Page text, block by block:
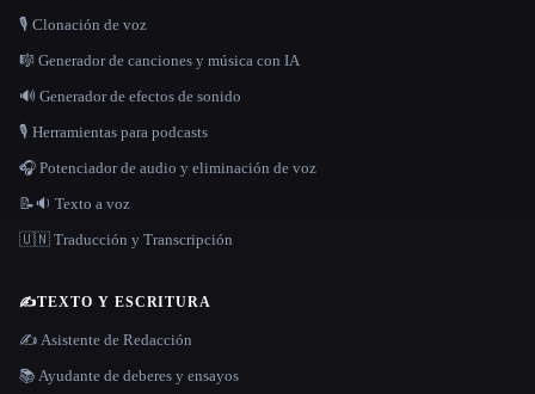
🎙️ Clonación de voz
🎼 Generador de canciones y música con IA
🔊 Generador de efectos de sonido
🎙️ Herramientas para podcasts
🎧 Potenciador de audio y eliminación de voz
📝🔉 Texto a voz
🇺🇳 Traducción y Transcripción
✍️TEXTO Y ESCRITURA
✍️ Asistente de Redacción
📚 Ayudante de deberes y ensayos